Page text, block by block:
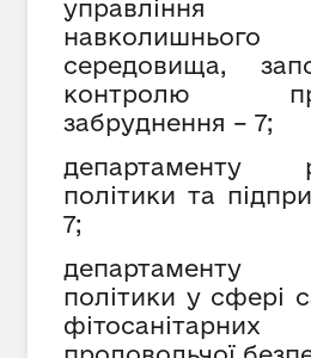
управління
навколишнього
середовища,
контролю
забруднення – 7;
департаменту
політики та
7;
департаменту
політики у сфері